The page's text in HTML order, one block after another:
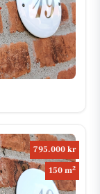
795.000 kr
150 m2